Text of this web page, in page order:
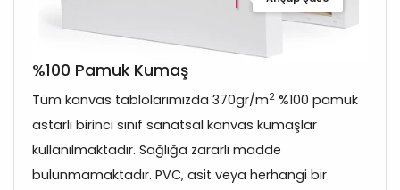
%100 Pamuk Kumaş
Tüm kanvas tablolarımızda 370gr/m2 %100 pamuk
astarlı birinci sınıf sanatsal kanvas kumaşlar
kullanılmaktadır. Sağlığa zararlı madde
bulunmamaktadır. PVC, asit veya herhangi bir